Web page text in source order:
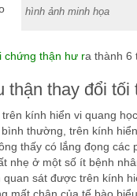
hình ảnh minh họa
chứng thận hư ra thành 6
thận thay đổi tối
kính hiển vi quang
thường, trên kính
thấy có lắng đọng các
nhẹ ở một số ít bệnh
sát được trên kính